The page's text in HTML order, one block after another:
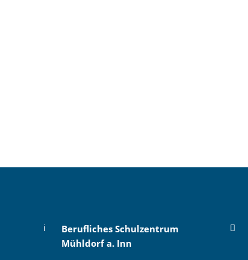
Berufliches Schulzentrum
Mühldorf a. Inn